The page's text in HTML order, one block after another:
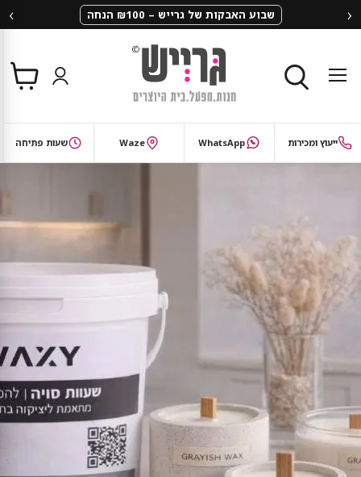
‹ שבוע האבקות של גרייש – ₪100 הנחה ›
תפריט
צפי
בסל
ייעוץ ומכירות WhatsApp
Waze שעות פתיחה